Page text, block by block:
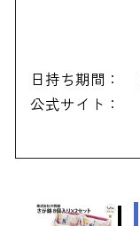
日持ち期間：
公式サイト：